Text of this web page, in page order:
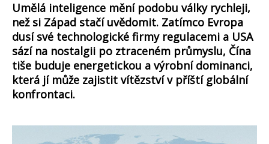
Umělá inteligence mění podobu války rychleji,
než si Západ stačí uvědomit. Zatímco Evropa
dusí své technologické firmy regulacemi a USA
sází na nostalgii po ztraceném průmyslu, Čína
tiše buduje energetickou a výrobní dominanci,
která jí může zajistit vítězství v příští globální
konfrontaci.